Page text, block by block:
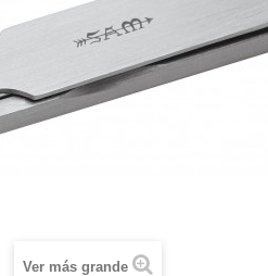
Ver más grande